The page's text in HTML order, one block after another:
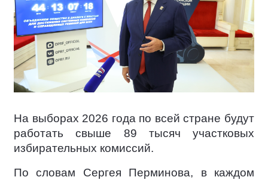
На выборах 2026 года по всей стране будут
работать свыше 89 тысяч участковых
избирательных комиссий.
По словам Сергея Перминова, в каждом